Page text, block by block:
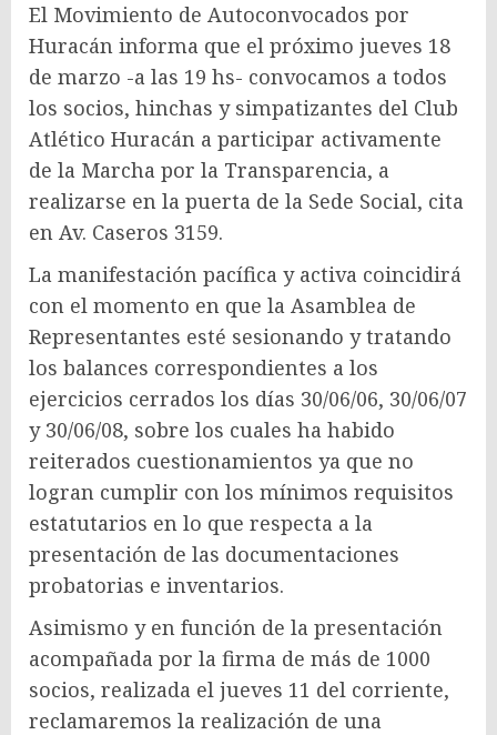
El Movimiento de Autoconvocados por
Huracán informa que el próximo jueves 18
de marzo -a las 19 hs- convocamos a todos
los socios, hinchas y simpatizantes del Club
Atlético Huracán a participar activamente
de la Marcha por la Transparencia, a
realizarse en la puerta de la Sede Social, cita
en Av. Caseros 3159.
La manifestación pacífica y activa coincidirá
con el momento en que la Asamblea de
Representantes esté sesionando y tratando
los balances correspondientes a los
ejercicios cerrados los días 30/06/06, 30/06/07
y 30/06/08, sobre los cuales ha habido
reiterados cuestionamientos ya que no
logran cumplir con los mínimos requisitos
estatutarios en lo que respecta a la
presentación de las documentaciones
probatorias e inventarios.
Asimismo y en función de la presentación
acompañada por la firma de más de 1000
socios, realizada el jueves 11 del corriente,
reclamaremos la realización de una